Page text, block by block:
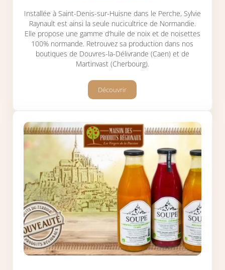
Installée à Saint-Denis-sur-Huisne dans le Perche, Sylvie
Raynault est ainsi la seule nucicultrice de Normandie.
Elle propose une gamme d’huile de noix et de noisettes
100% normande. Retrouvez sa production dans nos
boutiques de Douvres-la-Délivrande (Caen) et de
Martinvast (Cherbourg).
DécouvrirHuile de noix cultivée en Normandie